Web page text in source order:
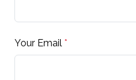
Your Email *